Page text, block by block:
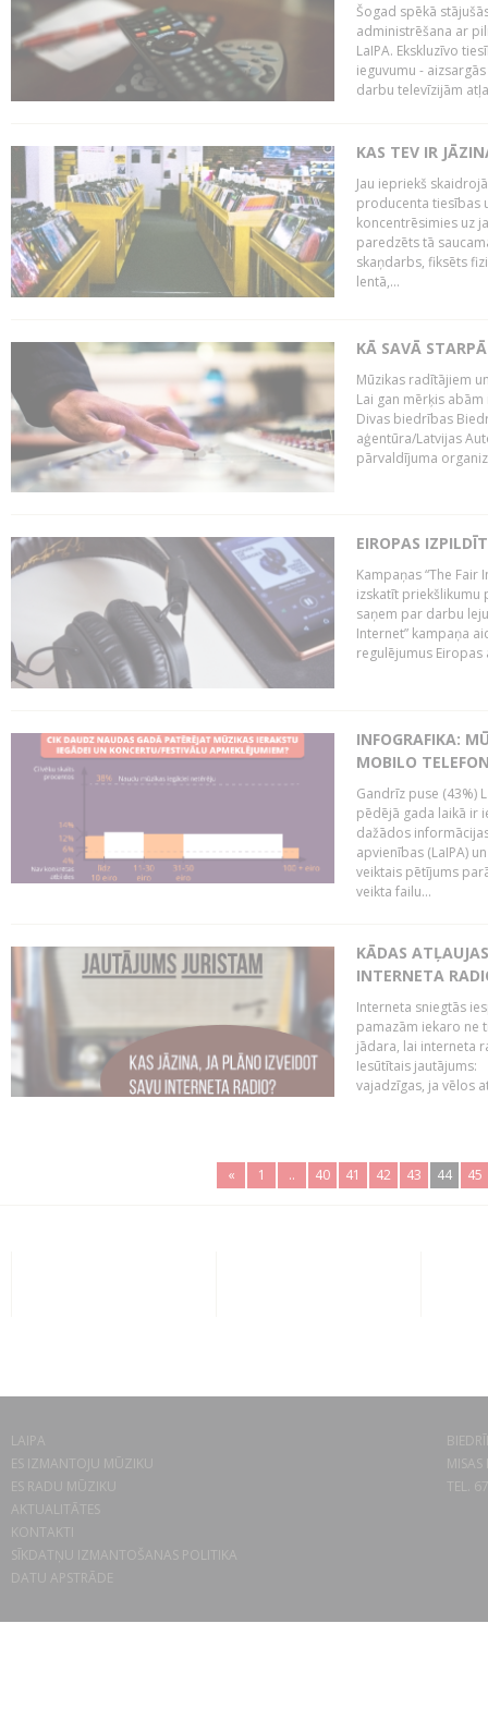
Šogad spēkā
administrēšana ar
LaIPA. Ekskluzīvo
ieguvumu -
darbu televīzijām
KAS TEV IR
Jau iepriekš
producenta tiesības
koncentrēsimies uz
paredzēts tā
skaņdarbs, fiksēts
lentā,...
KĀ SAVĀ
Mūzikas radītājiem
Lai gan mērķis
Divas biedrības
aģentūra/Latvijas
pārvaldījuma
EIROPAS
Kampaņas “The
izskatīt priekšlikumu
saņem par darbu
Internet” kampaņa
regulējumus
INFOGRAFIKA:
MOBILO
Gandrīz puse (43%)
pēdējā gada laikā ir
dažādos
apvienības (LaIPA)
veiktais pētījums
veikta failu...
KĀDAS
INTERNETA
Interneta sniegtās
pamazām iekaro ne
jādara, lai interneta
Iesūtītais jautājums:
vajadzīgas, ja vēlos
« 1 .. 40 41 42 43 44 45
LAIPA
ES IZMANTOJU MŪZIKU
ES RADU MŪZIKU
AKTUALITĀTES
KONTAKTI
SĪKDATŅU IZMANTOŠANAS POLITIKA
DATU APSTRĀDE
TEL.